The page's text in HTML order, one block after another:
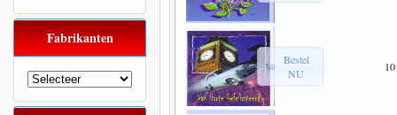
Bestel
NU
10
Fabrikanten